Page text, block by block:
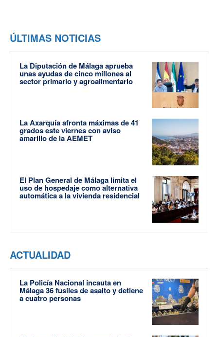
ÚLTIMAS NOTICIAS
La Diputación de Málaga aprueba
unas ayudas de cinco millones al
sector primario y agroalimentario
La Axarquía afronta máximas de 41
grados este viernes con aviso
amarillo de la AEMET
El Plan General de Málaga limita el
uso de hospedaje como alternativa
automática a la vivienda residencial
ACTUALIDAD
La Policía Nacional incauta en
Málaga 36 fusiles de asalto y detiene
a cuatro personas